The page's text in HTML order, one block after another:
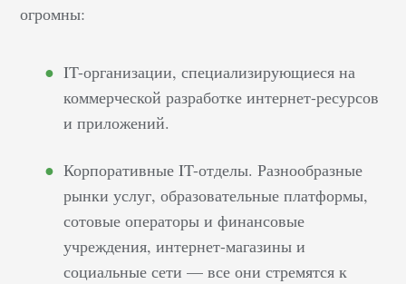
огромны:
IT-организации, специализирующиеся на
коммерческой разработке интернет-ресурсов
и приложений.
Корпоративные IT-отделы. Разнообразные
рынки услуг, образовательные платформы,
сотовые операторы и финансовые
учреждения, интернет-магазины и
социальные сети — все они стремятся к